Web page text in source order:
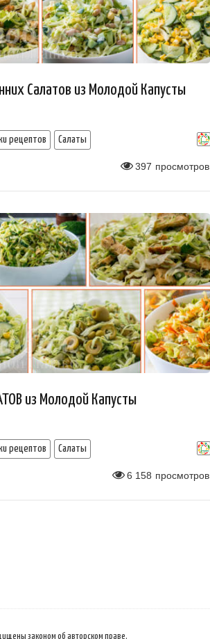
Салатов из Молодой Капусты
рецептов Салаты
397 просмотров
из Молодой Капусты
рецептов Салаты
6 158 просмотров
законом об авторском праве.